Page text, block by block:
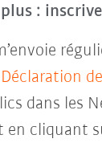
:
Déclaration
dans
cliquant